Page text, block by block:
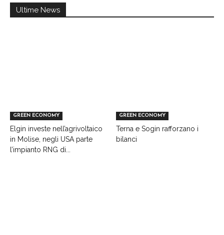
Ultime News
GREEN ECONOMY
Elgin investe nell’agrivoltaico
in Molise, negli USA parte
l’impianto RNG di...
GREEN ECONOMY
Terna e Sogin rafforzano i
bilanci